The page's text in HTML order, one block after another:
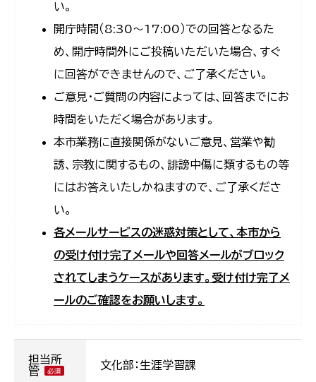
い。
開庁時間（8:30〜17:00）での回答となるた
め、開庁時間外にご投稿いただいた場合、すぐ
に回答ができませんので、ご了承ください。
ご意見・ご質問の内容によっては、回答までにお
時間をいただく場合があります。
本市業務に直接関係がないご意見、営業や勧
誘、宗教に関するもの、誹謗中傷に類するもの等
にはお答えいたしかねますので、ご了承くださ
い。
各メールサービスの迷惑対策として、本市から
の受け付け完了メールや回答メールがブロック
されてしまうケースがあります。受け付け完了メ
ールのご確認をお願いします。
担当所
管
文化部：生涯学習課